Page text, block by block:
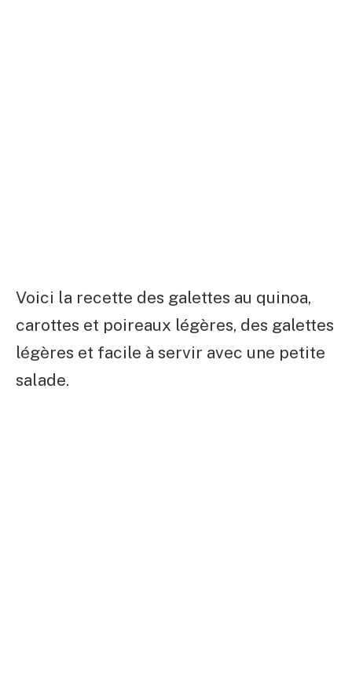
Voici la recette des galettes au quinoa,
carottes et poireaux légères, des galettes
légères et facile à servir avec une petite
salade.